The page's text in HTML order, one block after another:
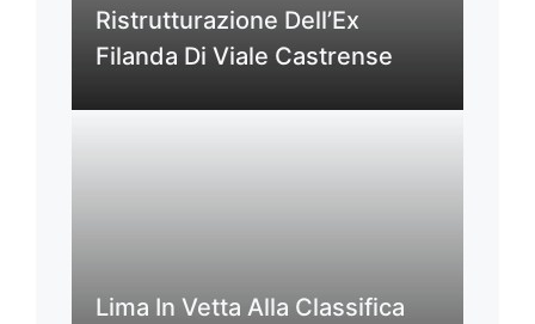
Ristrutturazione Dell’Ex
Filanda Di Viale Castrense
Lima In Vetta Alla Classifica